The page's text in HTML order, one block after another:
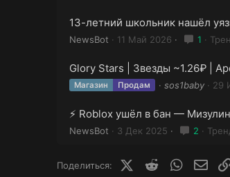
13-летний школьник нашёл
NewsBot 11 Май 2026 1
Glory Stars | Звезды ~1.26₽ |
Магазин Продам sos1baby 29
⚡️ Roblox ушёл в бан —
NewsBot 3 Дек 2025 2
Поделиться: X (Twitter)
Reddit WhatsApp
E-